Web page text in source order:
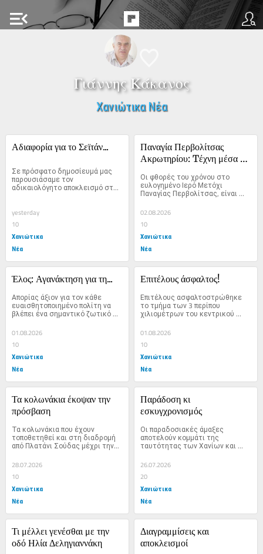
menu_open
Γιάννης Κάκανος
Χανιώτικα Νέα
Αδιαφορία για το Σεϊτάν...
Σε πρόσφατο δημοσίευμά μας
παρουσιάσαμε τον
αδικαιολόγητο αποκλεισμό στα
Σεϊτάν λιμάνια. Κι ενώ
yesterday
10
Χανιώτικα
Νέα
Παναγία Περβολίτσας
Ακρωτηρίου: Tέχνη μέσα
Οι φθορές του χρόνου στο
ευλογημένο Ιερό Μετόχι
Παναγίας Περβολίτσας, είναι
μεγάλες. Το παλιό...
02.08.2026
10
Χανιώτικα
Νέα
Έλος: Αγανάκτηση για τη...
Απορίας άξιον για τον κάθε
ευαισθητοποιημένο πολίτη να
βλέπει ένα σημαντικό ζωτικό
έργο υποδομής...
01.08.2026
10
Χανιώτικα
Νέα
Επιτέλους άσφαλτος!
Επιτέλους ασφαλτοστρώθηκε
το τμήμα των 3 περίπου
χιλιομέτρων του κεντρικού
δρόμου μετά το Καμπάνι...
01.08.2026
10
Χανιώτικα
Νέα
Τα κολωνάκια έκοψαν την
πρόσβαση
Τα κολωνάκια που έχουν
τοποθετηθεί και στη διαδρομή
από Πλατάνι Σούδας μέχρι την...
28.07.2026
10
Χανιώτικα
Νέα
Παράδοση κι
εσκυγχρονισμός
Οι παραδοσιακές άμαξες
αποτελούν κομμάτι της
ταυτότητας των Χανίων και
αγαπημένη εμπειρία για
πολλούς...
26.07.2026
20
Χανιώτικα
Νέα
Τι μέλλει γενέσθαι με την
οδό Ηλία Δεληγιαννάκη
Διαγραμμίσεις και
αποκλεισμοί